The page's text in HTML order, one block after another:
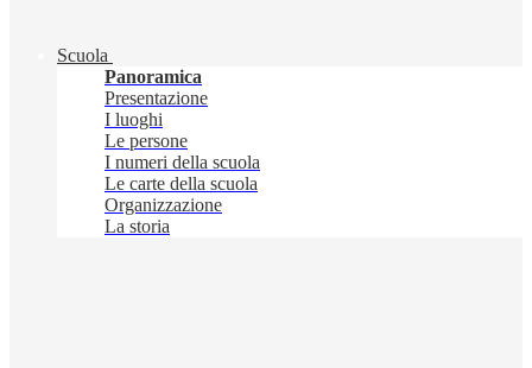
Scuola
Panoramica
Presentazione
I luoghi
Le persone
I numeri della scuola
Le carte della scuola
Organizzazione
La storia